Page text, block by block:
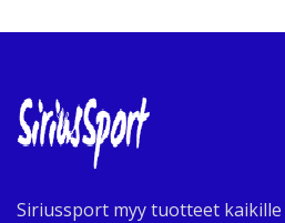
Siriussport myy tuotteet